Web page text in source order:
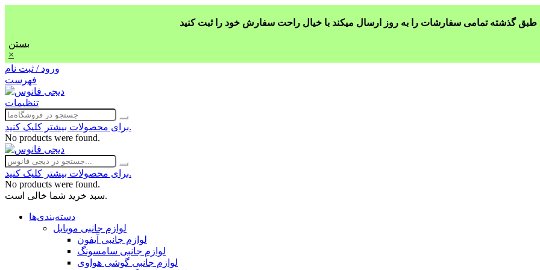
بستن
×
ورود / ثبت نام
فهرست
تنظیمات
برای محصولات بیشتر کلیک کنید.
No products were found.
برای محصولات بیشتر کلیک کنید.
No products were found.
سبد خرید شما خالی است.
دسته‌بندی‌ها
لوازم جانبی موبایل
لوازم جانبی آیفون
لوازم جانبی سامسونگ
لوازم جانبی گوشی هواوی